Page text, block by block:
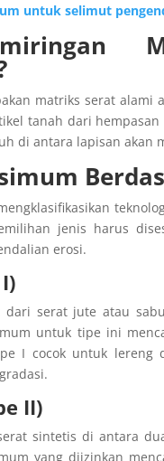
untuk selimut
matriks serat
tanah dari
di antara lapisan akan
jenis harus
erosi.
serat jute atau
untuk tipe ini
I cocok untuk
II)
sintetis di antara
yang diizinkan